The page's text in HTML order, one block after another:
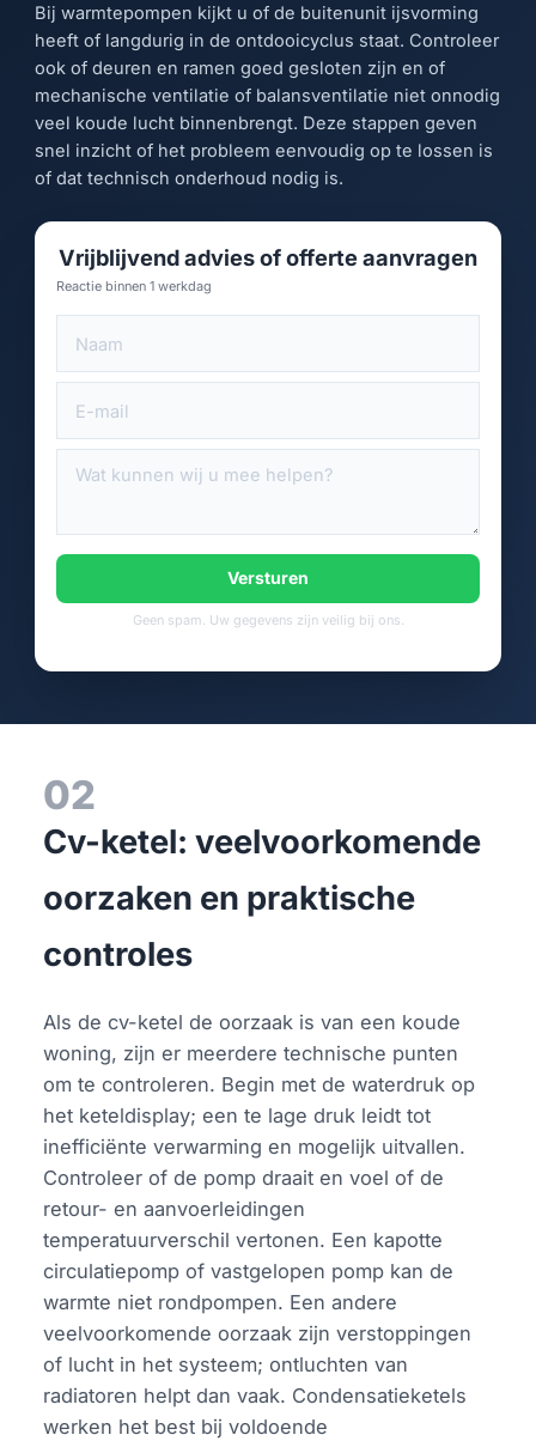
Bij warmtepompen kijkt u of de buitenunit ijsvorming
heeft of langdurig in de ontdooicyclus staat. Controleer
ook of deuren en ramen goed gesloten zijn en of
mechanische ventilatie of balansventilatie niet onnodig
veel koude lucht binnenbrengt. Deze stappen geven
snel inzicht of het probleem eenvoudig op te lossen is
of dat technisch onderhoud nodig is.
Vrijblijvend advies of offerte aanvragen
Reactie binnen 1 werkdag
Versturen
Geen spam. Uw gegevens zijn veilig bij ons.
02
Cv-ketel: veelvoorkomende
oorzaken en praktische
controles
Als de cv-ketel de oorzaak is van een koude
woning, zijn er meerdere technische punten
om te controleren. Begin met de waterdruk op
het keteldisplay; een te lage druk leidt tot
inefficiënte verwarming en mogelijk uitvallen.
Controleer of de pomp draait en voel of de
retour- en aanvoerleidingen
temperatuurverschil vertonen. Een kapotte
circulatiepomp of vastgelopen pomp kan de
warmte niet rondpompen. Een andere
veelvoorkomende oorzaak zijn verstoppingen
of lucht in het systeem; ontluchten van
radiatoren helpt dan vaak. Condensatieketels
werken het best bij voldoende